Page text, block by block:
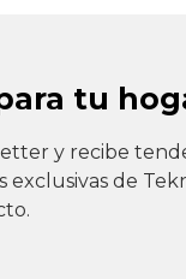
tu
y recibe
exclusivas de